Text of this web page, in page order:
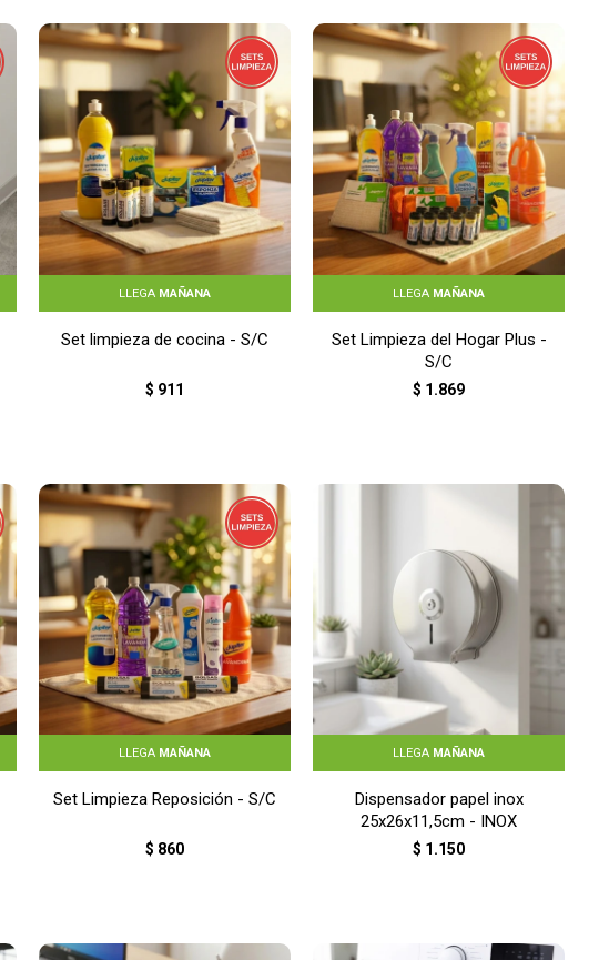
LLEGA MAÑANA
Set limpieza de cocina - S/C
$ 911
LLEGA MAÑANA
Set Limpieza del Hogar Plus -
S/C
$ 1.869
LLEGA MAÑANA
Set Limpieza Reposición - S/C
$ 860
LLEGA MAÑANA
Dispensador papel inox
25x26x11,5cm - INOX
$ 1.150